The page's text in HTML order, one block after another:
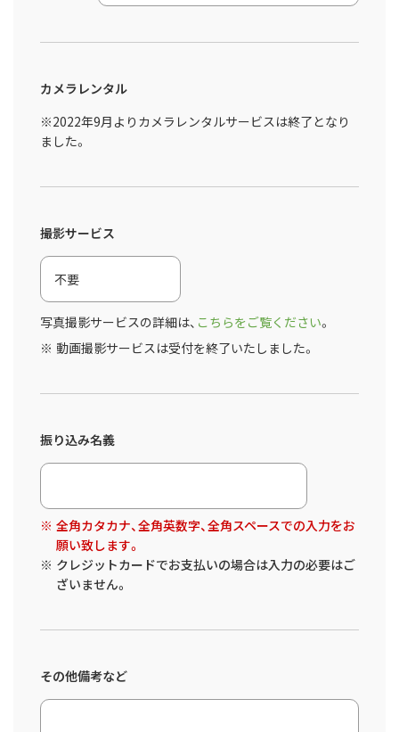
カメラレンタル
※2022年9月よりカメラレンタルサービスは終了となり
ました。
撮影サービス
写真撮影サービスの詳細は、 こちらをご覧ください。
動画撮影サービスは受付を終了いたしました。
振り込み名義
全角カタカナ、全角英数字、全角スペースでの入力をお
願い致します。
クレジットカードでお支払いの場合は入力の必要はご
ざいません。
その他備考など